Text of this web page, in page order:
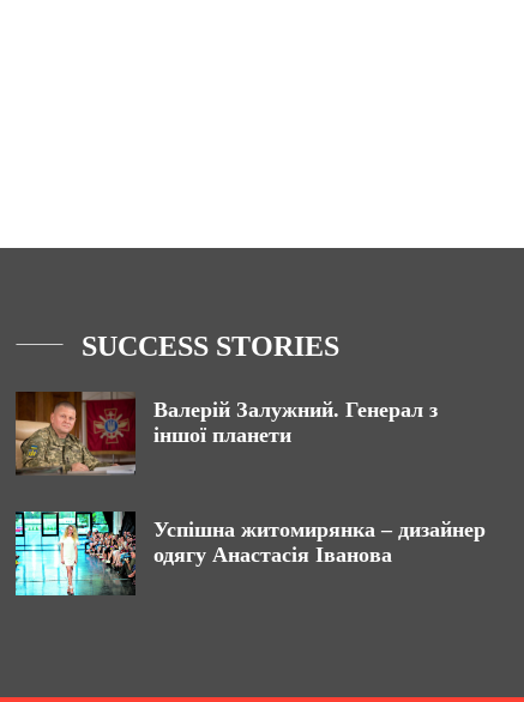
SUCCESS STORIES
Валерій Залужний. Генерал з
іншої планети
Успішна житомирянка – дизайнер
одягу Анастасія Іванова